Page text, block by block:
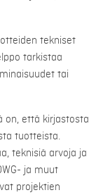
tekniset
tarkistaa
tai
on, että kirjastosta
tuotteista.
teknisiä arvoja ja
ja muut
projektien